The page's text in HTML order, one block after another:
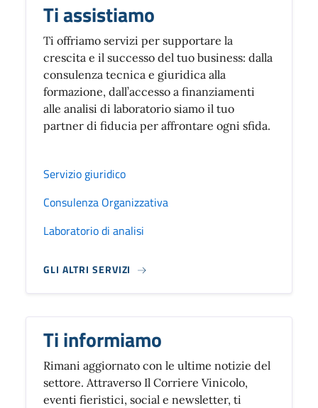
Ti assistiamo
Ti offriamo servizi per supportare la
crescita e il successo del tuo business: dalla
consulenza tecnica e giuridica alla
formazione, dall’accesso a finanziamenti
alle analisi di laboratorio siamo il tuo
partner di fiducia per affrontare ogni sfida.
Servizio giuridico
Consulenza Organizzativa
Laboratorio di analisi
GLI ALTRI SERVIZI
Ti informiamo
Rimani aggiornato con le ultime notizie del
settore. Attraverso Il Corriere Vinicolo,
eventi fieristici, social e newsletter, ti